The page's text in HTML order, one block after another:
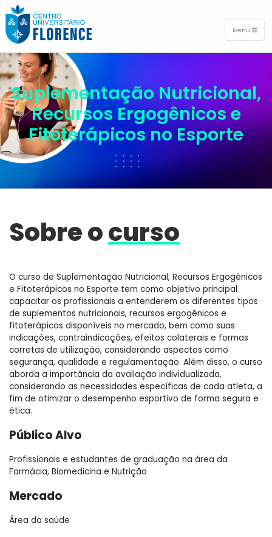
Menu
Suplementação Nutricional,
Recursos Ergogênicos e
Fitoterápicos no Esporte
Sobre ocurso
O curso de Suplementação Nutricional, Recursos Ergogênicos
e Fitoterápicos no Esporte tem como objetivo principal
capacitar os profissionais a entenderem os diferentes tipos
de suplementos nutricionais, recursos ergogênicos e
fitoterápicos disponíveis no mercado, bem como suas
indicações, contraindicações, efeitos colaterais e formas
corretas de utilização, considerando aspectos como
segurança, qualidade e regulamentação. Além disso, o curso
aborda a importância da avaliação individualizada,
considerando as necessidades específicas de cada atleta, a
fim de otimizar o desempenho esportivo de forma segura e
ética.
Público Alvo
Profissionais e estudantes de graduação na área da
Farmácia, Biomedicina e Nutrição
Mercado
Área da saúde